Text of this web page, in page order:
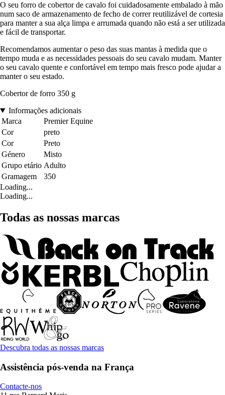
O seu forro de cobertor de cavalo foi cuidadosamente embalado à mão
num saco de armazenamento de fecho de correr reutilizável de cortesia
para manter a sua alça limpa e arrumada quando não está a ser utilizada
e fácil de transportar.
Recomendamos aumentar o peso das suas mantas à medida que o
tempo muda e as necessidades pessoais do seu cavalo mudam. Manter
o seu cavalo quente e confortável em tempo mais fresco pode ajudar a
manter o seu estado.
Cobertor de forro 350 g
Informações adicionais
Marca
Premier Equine
Cor
preto
Cor
Preto
Género
Misto
Grupo etário Adulto
Gramagem
350
Loading...
Loading...
Todas as nossas marcas
Descubra todas as nossas marcas
Assistência pós-venda na França
Contacte-nos